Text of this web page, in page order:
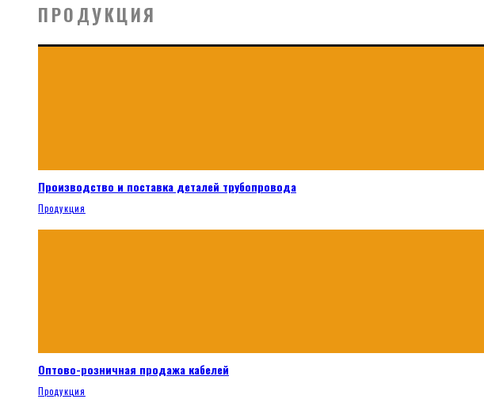
ПРОДУКЦИЯ
Производство и поставка деталей трубопровода
Продукция
Оптово-розничная продажа кабелей
Продукция